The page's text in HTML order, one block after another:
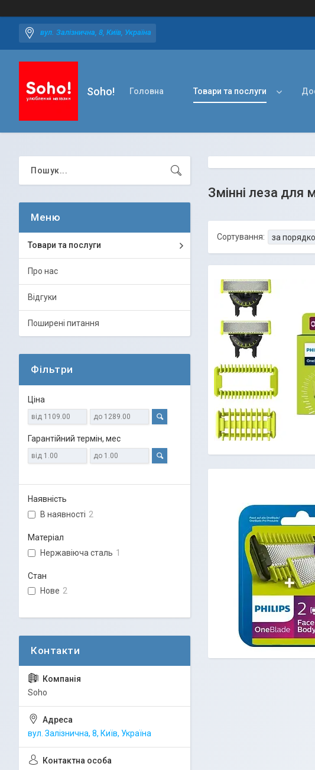
вул. Залізнична, 8, Київ, Україна
Soho! Головна Товари та послуги
Змінні леза
Товари та послуги
Про нас
Відгуки
Поширені питання
Фільтри
Ціна
Гарантійний термін, мес
Наявність
В наявності 2
Матеріал
Нержавіюча сталь 1
Стан
Нове 2
Soho
вул. Залізнична, 8, Київ, Україна